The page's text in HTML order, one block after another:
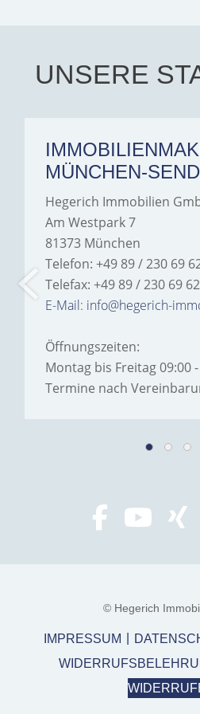
UNSERE
MÜNCHEN-
Hegerich Immobilien
Am Westpark 7
81373 München
Telefon: +49 89 / 230 69
Telefax: +49 89 / 230 69
E-Mail: info@hegerich-
Öffnungszeiten:
Montag bis Freitag 09:00
Termine nach
© Hegerich
IMPRESSUM